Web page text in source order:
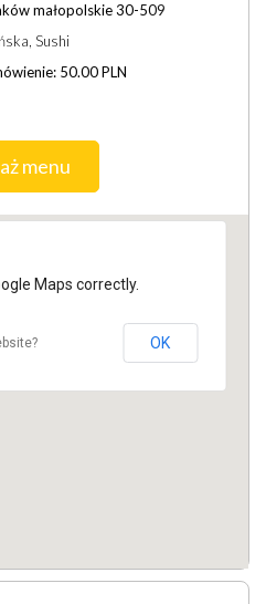
małopolskie 30-509
Sushi
50.00 PLN
menu
Maps correctly.
OK